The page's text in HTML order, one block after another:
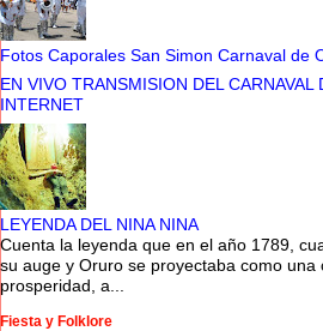
Fotos Caporales San Simon Carnaval de
EN VIVO TRANSMISION DEL CARNAVAL
INTERNET
LEYENDA DEL NINA NINA
Cuenta la leyenda que en el año 1789,
su auge y Oruro se proyectaba como una
prosperidad, a...
Fiesta y Folklore